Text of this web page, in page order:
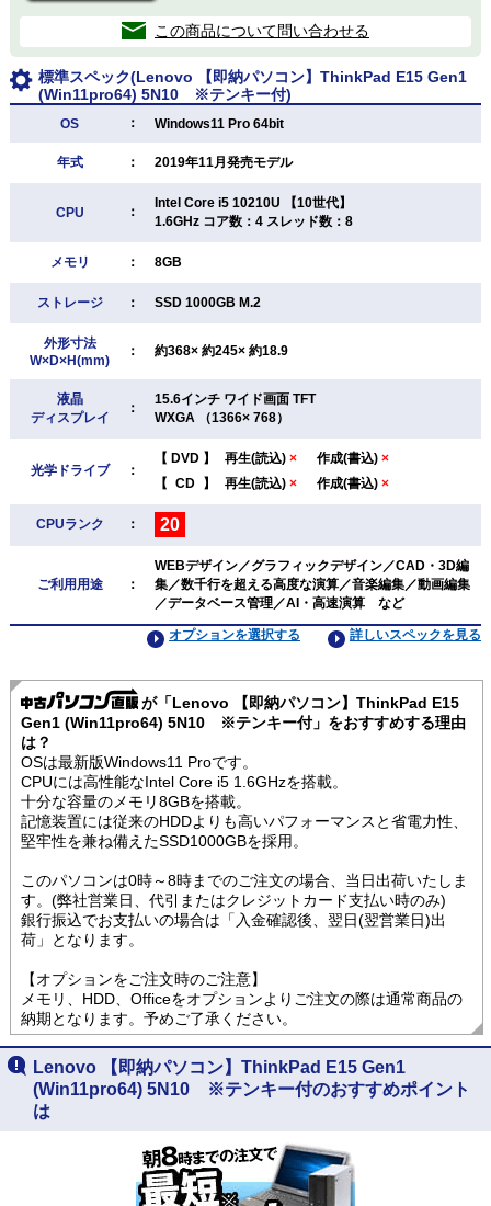
この商品について問い合わせる
標準スペック(Lenovo 【即納パソコン】ThinkPad E15 Gen1
(Win11pro64) 5N10 ※テンキー付)
OS ： Windows11 Pro 64bit
年式 ： 2019年11月発売モデル
CPU ：
Intel Core i5 10210U 【10世代】
1.6GHz コア数：4 スレッド数：8
メモリ ： 8GB
ストレージ ： SSD 1000GB M.2
外形寸法
W×D×H(mm)
： 約368× 約245× 約18.9
液晶
ディスプレイ
：
15.6インチ ワイド画面 TFT
WXGA （1366× 768）
光学ドライブ ：
【 DVD 】 再生(読込) × 作成(書込) ×
【 CD 】 再生(読込) × 作成(書込) ×
CPUランク ： 20
ご利用用途 ：
WEBデザイン／グラフィックデザイン／CAD・3D編
集／数千行を超える高度な演算／音楽編集／動画編集
／データベース管理／AI・高速演算 など
詳しいスペックを見る
オプションを選択する
が「Lenovo 【即納パソコン】ThinkPad E15
Gen1 (Win11pro64) 5N10 ※テンキー付」をおすすめする理由
は？
OSは最新版Windows11 Proです。
CPUには高性能なIntel Core i5 1.6GHzを搭載。
十分な容量のメモリ8GBを搭載。
記憶装置には従来のHDDよりも高いパフォーマンスと省電力性、
堅牢性を兼ね備えたSSD1000GBを採用。
このパソコンは0時～8時までのご注文の場合、当日出荷いたしま
す。(弊社営業日、代引またはクレジットカード支払い時のみ)
銀行振込でお支払いの場合は「入金確認後、翌日(翌営業日)出
荷」となります。
【オプションをご注文時のご注意】
メモリ、HDD、Officeをオプションよりご注文の際は通常商品の
納期となります。予めご了承ください。
Lenovo 【即納パソコン】ThinkPad E15 Gen1
(Win11pro64) 5N10 ※テンキー付のおすすめポイント
は